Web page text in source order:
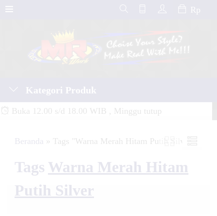
Rp
Kategori Produk
Buka 12.00 s/d 18.00 WIB , Minggu tutup
Beranda » Tags "Warna Merah Hitam Putih Silver"
Tags Warna Merah Hitam
Putih Silver